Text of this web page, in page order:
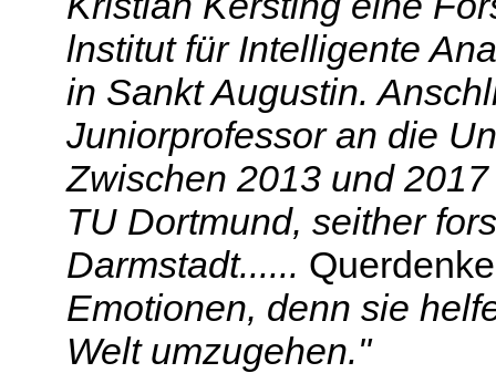
lnstitut für Intelligente
in Sankt Augustin.
Juniorprofessor an die
Zwischen 2013 und
TU Dortmund, seither
Darmstadt......
Emotionen, denn sie
Welt umzugehen."